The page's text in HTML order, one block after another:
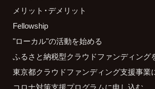
メリット・デメリット
Fellowship
"ローカル"の活動を始める
ふるさと納税型クラウドファンディング
東京都クラウドファンディング支援事業
コロナ対策支援プログラムに申し込む